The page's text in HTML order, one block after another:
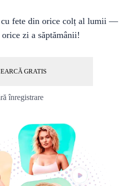
cu fete din orice colț al lumii —
zi a săptămânii!
GRATIS
înregistrare